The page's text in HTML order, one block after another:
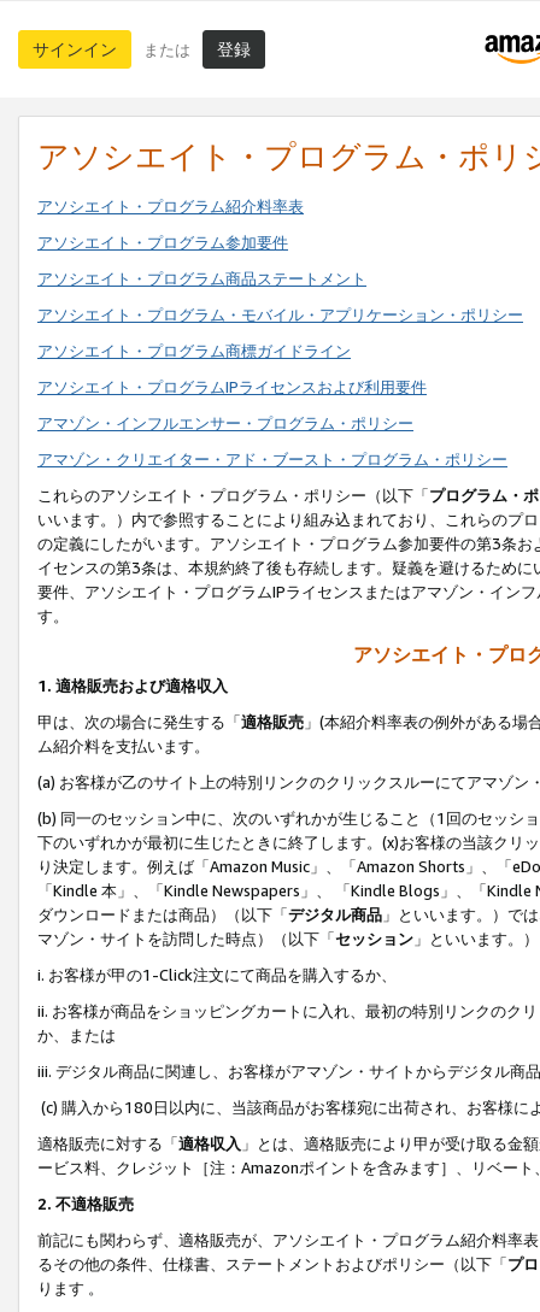
サインイン または 登録
アソシエイト・プログラム・ポリ
アソシエイト・プログラム紹介料率表
アソシエイト・プログラム参加要件
アソシエイト・プログラム商品ステートメント
アソシエイト・プログラム・モバイル・アプリケーション・ポリシー
アソシエイト・プログラム商標ガイドライン
アソシエイト・プログラムIPライセンスおよび利用要件
アマゾン・インフルエンサー・プログラム・ポリシー
アマゾン・クリエイター・アド・ブースト・プログラム・ポリシー
これらのアソシエイト・プログラム・ポリシー（以下「プログラム・
いいます。）内で参照することにより組み込まれており、これらのプ
の定義にしたがいます。アソシエイト・プログラム参加要件の第3条
イセンスの第3条は、本規約終了後も存続します。疑義を避けるため
要件、アソシエイト・プログラムIPライセンスまたはアマゾン・イン
す。
アソシエイト・プロ
1. 適格販売および適格収入
甲は、次の場合に発生する「適格販売 」(本紹介料率表の例外がある
ム紹介料を支払います。
(a) お客様が乙のサイト上の特別リンクのクリックスルーにてアマゾン
(b) 同一のセッション中に、次のいずれかが生じること（1回のセッシ
下のいずれかが最初に生じたときに終了します。(x)お客様の当該ク
り決定します。例えば「Amazon Music」、「Amazon Shorts」、「
「Kindle 本」、「Kindle Newspapers」、 「Kindle Blogs」、「
ダウンロードまたは商品）（以下「デジタル商品 」といいます。）で
マゾン・サイトを訪問した時点）（以下「セッション 」といいます。
i. お客様が甲の1-Click注文にて商品を購入するか、
ii. お客様が商品をショッピングカートに入れ、最初の特別リンクのク
か、または
iii. デジタル商品に関連し、お客様がアマゾン・サイトからデジタル
(c) 購入から180日以内に、当該商品がお客様宛に出荷され、お客様
適格販売に対する「適格収入 」とは、適格販売により甲が受け取る金
ービス料、クレジット［注：Amazonポイントを含みます］、リベー
2. 不適格販売
前記にも関わらず、適格販売が、アソシエイト・プログラム紹介料率
るその他の条件、仕様書、ステートメントおよびポリシー（以下「プ
ります 。